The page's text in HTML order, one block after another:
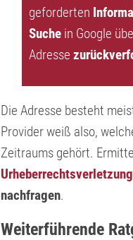
geforderten
Suche in Google
Adresse
Die Adresse besteht
Provider weiß also,
Zeitraums gehört.
Urheberrechtsverletzung
nachfragen.
Weiterführende